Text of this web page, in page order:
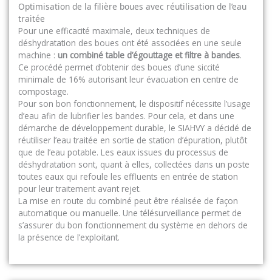
Optimisation de la filière boues avec réutilisation de l’eau
traitée
Pour une efficacité maximale, deux techniques de
déshydratation des boues ont été associées en une seule
machine : un combiné table d’égouttage et filtre à bandes.
Ce procédé permet d’obtenir des boues d’une siccité
minimale de 16% autorisant leur évacuation en centre de
compostage.
Pour son bon fonctionnement, le dispositif nécessite l’usage
d’eau afin de lubrifier les bandes. Pour cela, et dans une
démarche de développement durable, le SIAHVY a décidé de
réutiliser l’eau traitée en sortie de station d’épuration, plutôt
que de l’eau potable. Les eaux issues du processus de
déshydratation sont, quant à elles, collectées dans un poste
toutes eaux qui refoule les effluents en entrée de station
pour leur traitement avant rejet.
La mise en route du combiné peut être réalisée de façon
automatique ou manuelle. Une télésurveillance permet de
s’assurer du bon fonctionnement du système en dehors de
la présence de l’exploitant.